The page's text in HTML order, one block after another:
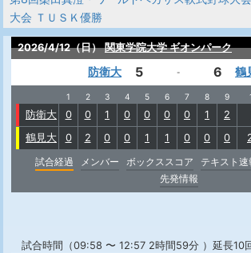
大会 ＴＵＳＫ優勝
2026/4/12（日） 関東学院大学 ギオンパーク
防衛大 5 - 6 鶴
1 2 3 4 5 6 7 8 9
防衛大 0 0 1 0 0 0 0 1 2
鶴見大
0 2 0 0 1 1 0 0 0
試合経過
メンバー ボックススコア テキスト速
先発情報
試合時間（09:58 〜 12:57 2時間59分 ）延長10